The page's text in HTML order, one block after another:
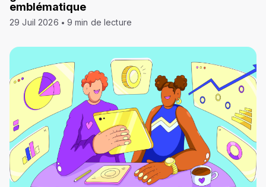
emblématique
29 Juil 2026 9 min de lecture